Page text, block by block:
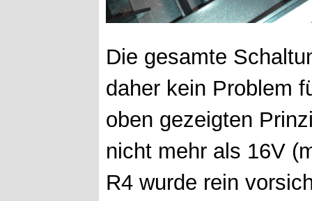
Die gesamte
daher kein Problem
oben gezeigten
nicht mehr als 16V
R4 wurde rein